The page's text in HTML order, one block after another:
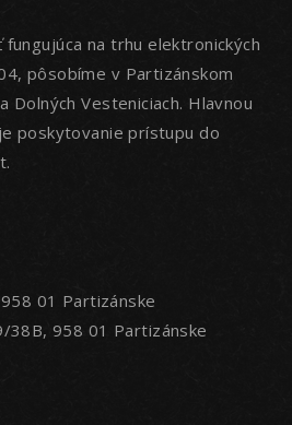
fungujúca na trhu elektronických
pôsobíme v Partizánskom
Dolných Vesteniciach. Hlavnou
poskytovanie prístupu do
01 Partizánske
38B, 958 01 Partizánske